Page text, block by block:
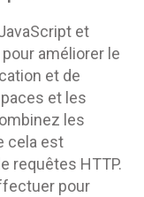
et
améliorer le
et de
et les
les
cela est
requêtes HTTP.
pour